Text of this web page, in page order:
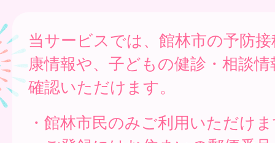
当サービスでは、館林市の予防
康情報や、子どもの健診・相談
確認いただけます。
・館林市民のみご利用いただけ